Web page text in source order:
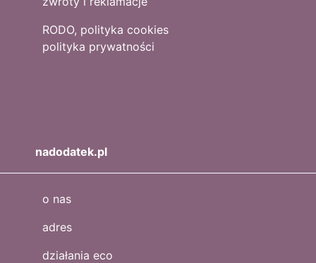
RODO, polityka cookies
polityka prywatności
nadodatek.pl
o nas
adres
działania eco